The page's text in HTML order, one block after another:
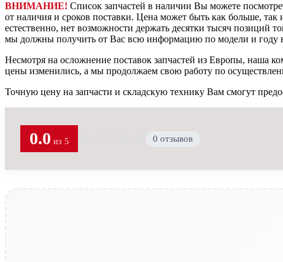
ВНИМАНИЕ! Список запчастей в наличии Вы можете
от наличия и сроков поставки. Цена может быть как больше,
естественно, нет возможности держать десятки тысяч позиций
мы должны получить от Вас всю информацию по модели и году
Несмотря на осложнение поставок запчастей из Европы, наша
цены изменились, а мы продолжаем свою работу по
Точную цену на запчасти и складскую технику Вам смогут
0.0 из 5 0 отзывов